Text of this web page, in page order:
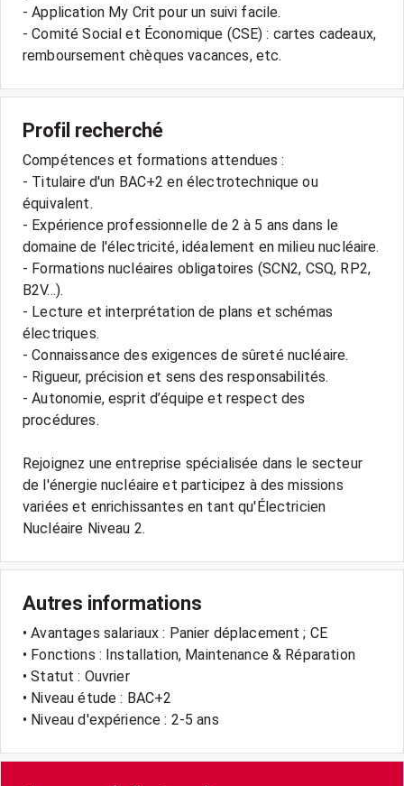
- Application My Crit pour un suivi facile.
- Comité Social et Économique (CSE) : cartes cadeaux,
remboursement chèques vacances, etc.
Profil recherché
Compétences et formations attendues :
- Titulaire d'un BAC+2 en électrotechnique ou
équivalent.
- Expérience professionnelle de 2 à 5 ans dans le
domaine de l'électricité, idéalement en milieu nucléaire.
- Formations nucléaires obligatoires (SCN2, CSQ, RP2,
B2V...).
- Lecture et interprétation de plans et schémas
électriques.
- Connaissance des exigences de sûreté nucléaire.
- Rigueur, précision et sens des responsabilités.
- Autonomie, esprit d’équipe et respect des
procédures.
Rejoignez une entreprise spécialisée dans le secteur
de l'énergie nucléaire et participez à des missions
variées et enrichissantes en tant qu'Électricien
Nucléaire Niveau 2.
Autres informations
• Avantages salariaux : Panier déplacement ; CE
• Fonctions : Installation, Maintenance & Réparation
• Statut : Ouvrier
• Niveau étude : BAC+2
• Niveau d'expérience : 2-5 ans